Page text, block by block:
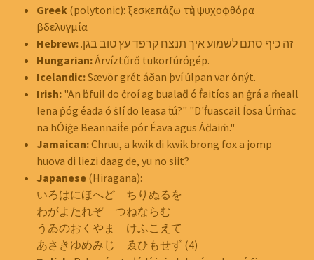
Greek (polytonic): ξεσκεπάζω τὴν ψυχοφθόρα
βδελυγμία
Hebrew: זה כיף סתם לשמוע איך תנצח קרפד עץ טוב בגן.
Hungarian:Árvíztűrő tükörfúrógép.
Icelandic:Sævör grét áðan því úlpan var ónýt.
Irish: "An ḃfuil do ċroí ag bualaḋ ó ḟaitíos an ġrá a ṁeall
lena ṗóg éada ó ṡlí do leasa ṫú?" "D'ḟuascail Íosa Úrṁac
na hÓiġe Beannaiṫe pór Éava agus Áḋaiṁ."
Jamaican:Chruu, a kwik di kwik brong fox a jomp
huova di liezi daag de, yu no siit?
Japanese (Hiragana):
いろはにほへど ちりぬるを
わがよたれぞ つねならむ
うゐのおくやま けふこえて
あさきゆめみじ ゑひもせず (4)